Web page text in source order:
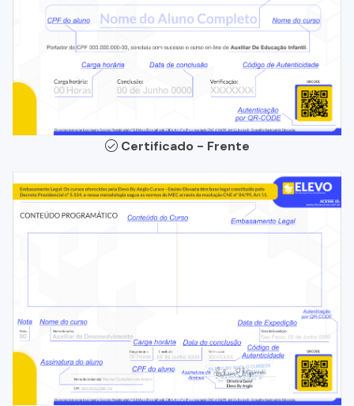
Certificado - Frente